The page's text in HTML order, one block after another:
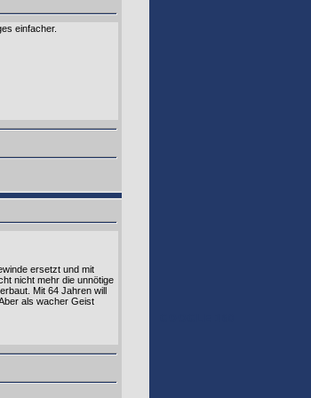
einfacher.
ersetzt und mit
nicht mehr die unnötige
Mit 64 Jahren will
als wacher Geist